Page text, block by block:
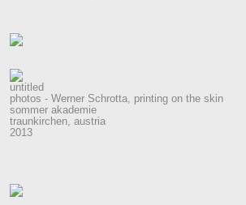
untitled
photos - Werner Schrotta, printing on the skin
sommer akademie
traunkirchen, austria
2013